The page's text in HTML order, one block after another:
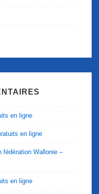
en ligne
en ligne
fédération Wallonie –
en ligne